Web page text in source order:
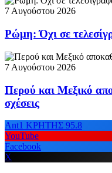
7 Αυγούστου 2026
Ρώμη: Όχι σε
7 Αυγούστου 2026
Περού και Μεξικό
σχέσεις
Ant1 ΚΡΗΤΗΣ 95.8
YouTube
Facebook
X